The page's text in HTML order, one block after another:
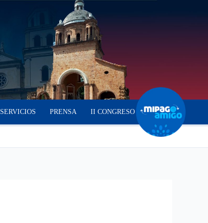
SERVICIOS PRENSA II CONGRESO